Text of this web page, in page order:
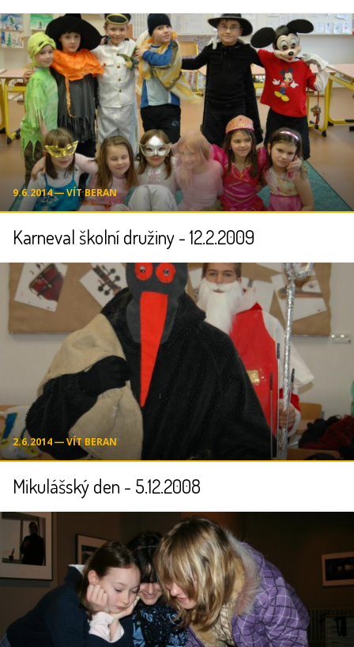
9.6.2014 ― VÍT BERAN
Karneval školní družiny - 12.2.2009
2.6.2014 ― VÍT BERAN
Mikulášský den - 5.12.2008